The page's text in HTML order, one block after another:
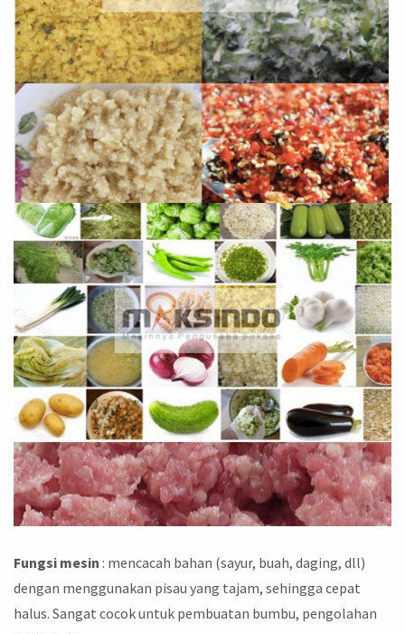
Fungsi mesin : mencacah bahan (sayur, buah, daging, dll)
dengan menggunakan pisau yang tajam, sehingga cepat
halus. Sangat cocok untuk pembuatan bumbu, pengolahan